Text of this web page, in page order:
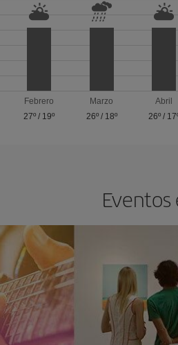
Febrero
27º / 19º
Marzo
26º/ 18º
Abril
26º /